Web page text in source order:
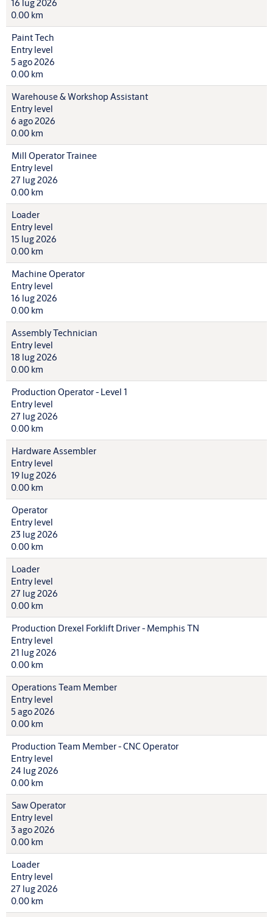
16 lug 2026
0.00 km
Paint Tech
Entry level
5 ago 2026
0.00 km
Warehouse & Workshop Assistant
Entry level
6 ago 2026
0.00 km
Mill Operator Trainee
Entry level
27 lug 2026
0.00 km
Loader
Entry level
15 lug 2026
0.00 km
Machine Operator
Entry level
16 lug 2026
0.00 km
Assembly Technician
Entry level
18 lug 2026
0.00 km
Production Operator - Level 1
Entry level
27 lug 2026
0.00 km
Hardware Assembler
Entry level
19 lug 2026
0.00 km
Operator
Entry level
23 lug 2026
0.00 km
Loader
Entry level
27 lug 2026
0.00 km
Production Drexel Forklift Driver - Memphis TN
Entry level
21 lug 2026
0.00 km
Operations Team Member
Entry level
5 ago 2026
0.00 km
Production Team Member - CNC Operator
Entry level
24 lug 2026
0.00 km
Saw Operator
Entry level
3 ago 2026
0.00 km
Loader
Entry level
27 lug 2026
0.00 km